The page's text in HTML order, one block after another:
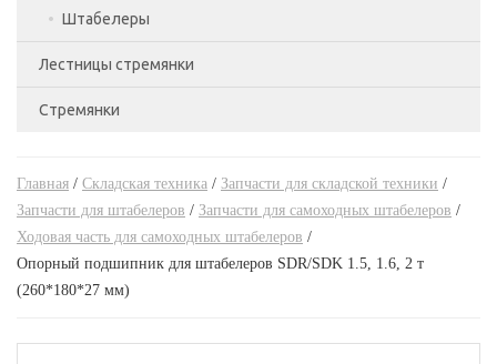
С короткими вилами,Складская техника
С удлиненными вилами,Складская техника
Стандартные роклы,Складская техника
Тележки с весами,Складская техника
Штабелеры
Бочкокантователи,Складская техника
Ручные гидравлические штабелеры
техника
Самоходные штабелеры
Самоходные штабелеры,Складская техника
Лестницы стремянки
Лестницы двухсекционные
Лестницы трехсекционные
Трансформеры
Стремянки
Стремянки двухсторонние
Стремянки стальные
Главная / Складская техника / Запчасти для складской техники /
Запчасти для штабелеров / Запчасти для самоходных штабелеров /
Ходовая часть для самоходных штабелеров /
Опорный подшипник для штабелеров SDR/SDK 1.5, 1.6, 2 т
(260*180*27 мм)